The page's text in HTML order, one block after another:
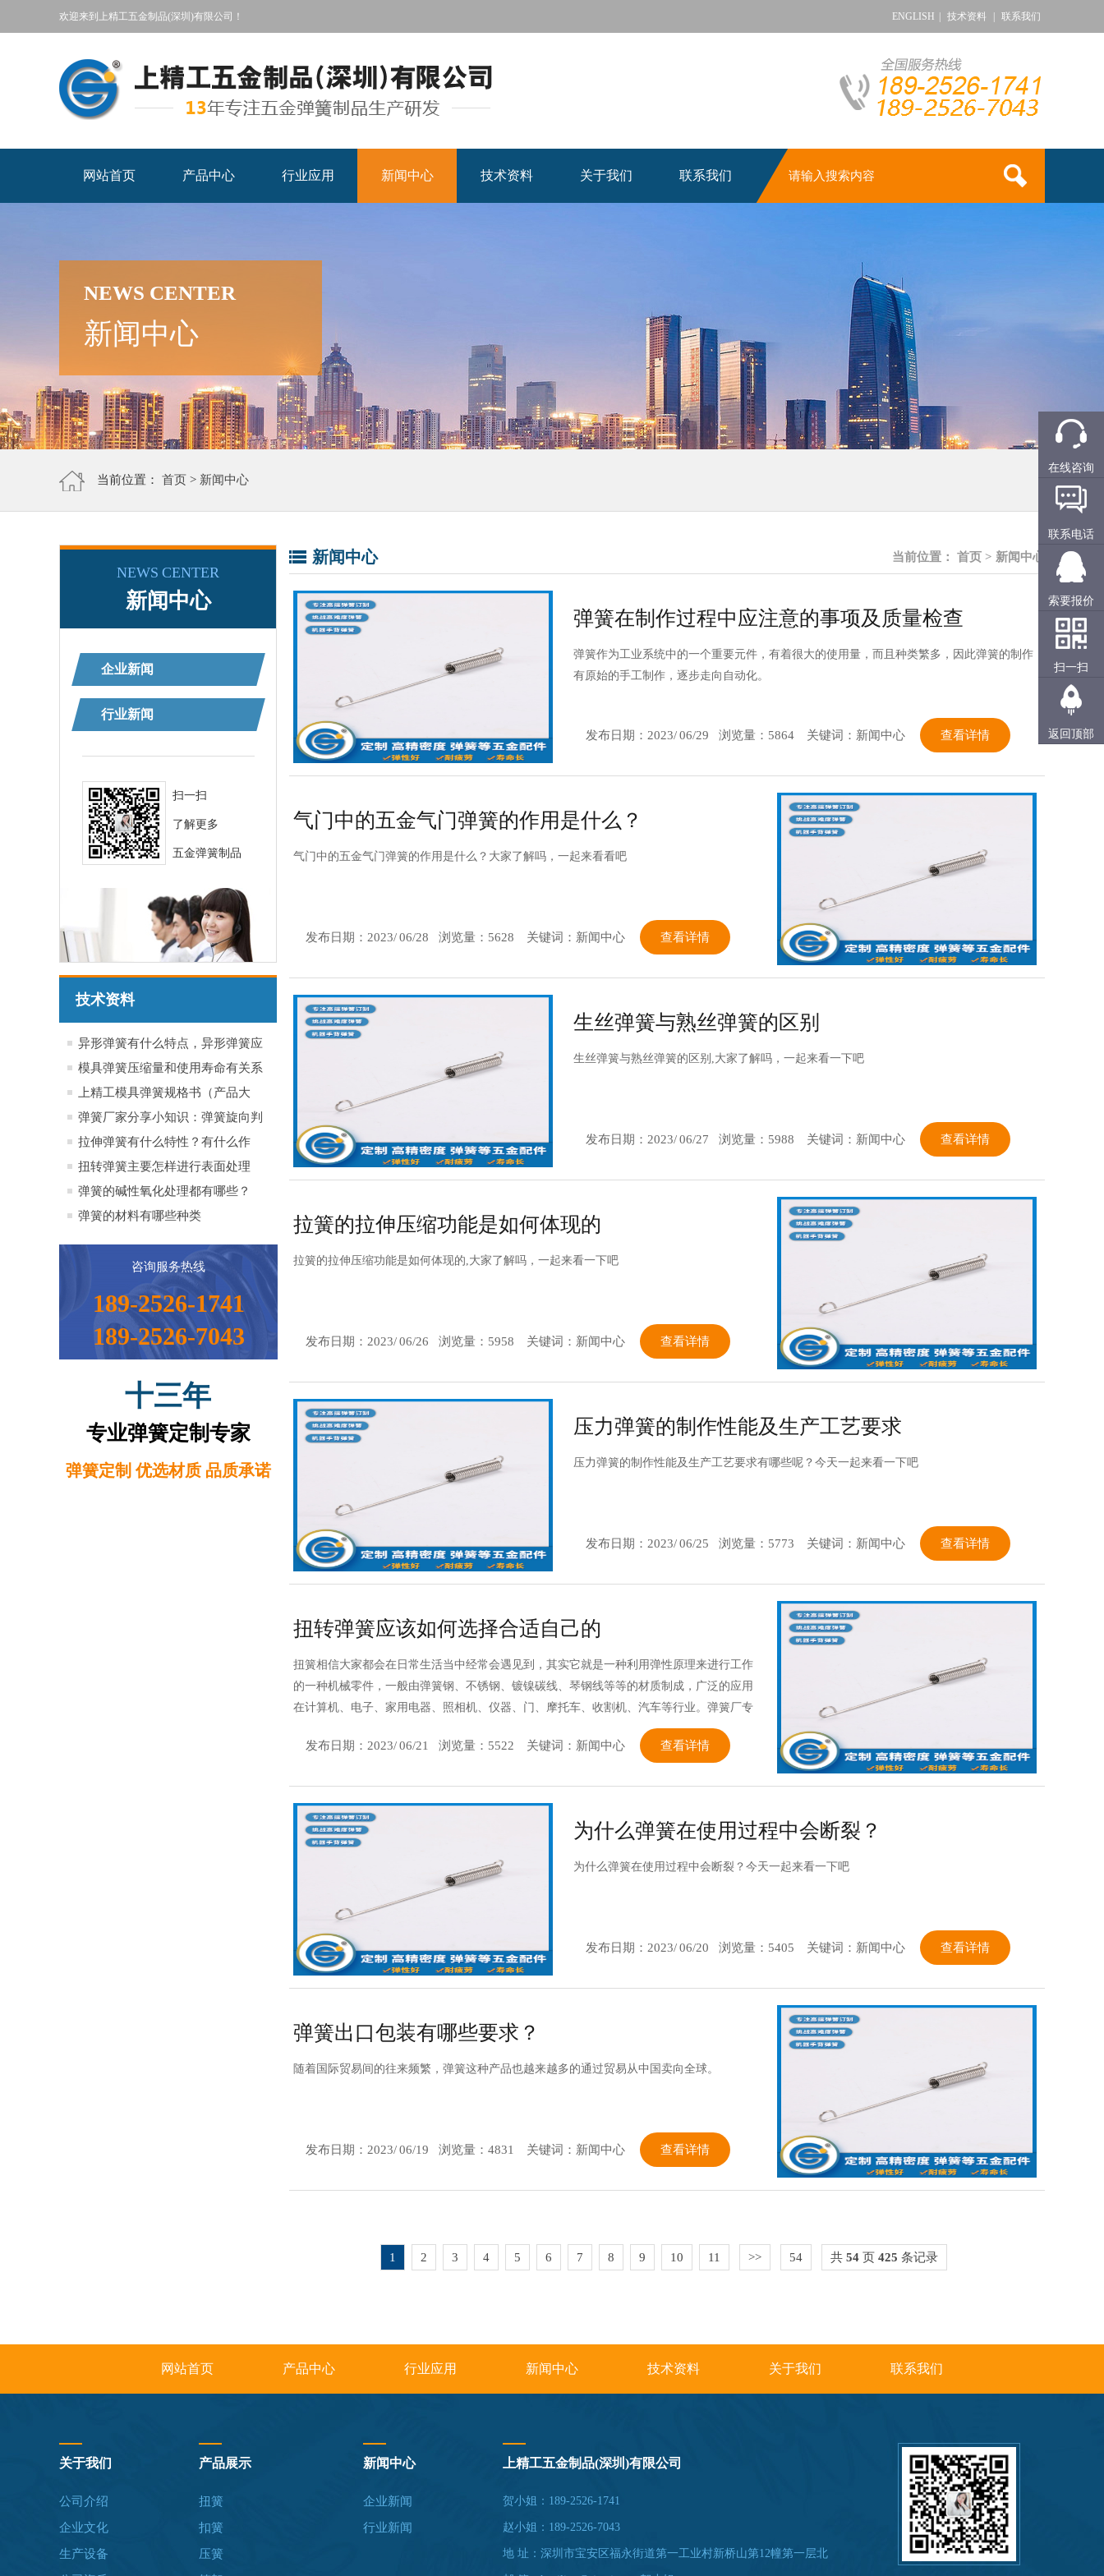
欢迎来到上精工五金制品(深圳)有限公司！ ENGLISH 技术资料 联系我们
网站首页 产品中心 行业应用 新闻中心 技术资料 关于我们 联系我们
NEWS CENTER
新闻中心
当前位置： 首页 > 新闻中心
NEWS CENTER
新闻中心
企业新闻
行业新闻
扫一扫
了解更多
五金弹簧制品
技术资料
异形弹簧有什么特点，异形弹簧应
用于哪些行业产品
模具弹簧压缩量和使用寿命有关系
吗？
上精工模具弹簧规格书（产品大
全）
弹簧厂家分享小知识：弹簧旋向判
定方法小知识
拉伸弹簧有什么特性？有什么作
用？
扭转弹簧主要怎样进行表面处理
弹簧的碱性氧化处理都有哪些？
弹簧的材料有哪些种类
咨询服务热线
189-2526-1741
189-2526-7043
十三年
专业弹簧定制专家
弹簧定制 优选材质 品质承诺
当前位置： 首页 > 新闻中心
新闻中心
弹簧在制作过程中应注意的事项及质量检查
弹簧作为工业系统中的一个重要元件，有着很大的使用量，而且种类繁多，因此弹簧的制作
有原始的手工制作，逐步走向自动化。
发布日期： 2023/06/29 浏览量：5864 关键词：新闻中心 查看详情
气门中的五金气门弹簧的作用是什么？
气门中的五金气门弹簧的作用是什么？大家了解吗，一起来看看吧
发布日期： 2023/06/28 浏览量：5628 关键词：新闻中心 查看详情
生丝弹簧与熟丝弹簧的区别
生丝弹簧与熟丝弹簧的区别,大家了解吗，一起来看一下吧
发布日期： 2023/06/27 浏览量：5988 关键词：新闻中心 查看详情
拉簧的拉伸压缩功能是如何体现的
拉簧的拉伸压缩功能是如何体现的,大家了解吗，一起来看一下吧
发布日期： 2023/06/26 浏览量：5958 关键词：新闻中心 查看详情
压力弹簧的制作性能及生产工艺要求
压力弹簧的制作性能及生产工艺要求有哪些呢？今天一起来看一下吧
发布日期： 2023/06/25 浏览量：5773 关键词：新闻中心 查看详情
扭转弹簧应该如何选择合适自己的
扭簧相信大家都会在日常生活当中经常会遇见到，其实它就是一种利用弹性原理来进行工作
的一种机械零件，一般由弹簧钢、不锈钢、镀镍碳线、琴钢线等等的材质制成，广泛的应用
在计算机、电子、家用电器、照相机、仪器、门、摩托车、收割机、汽车等行业。弹簧厂专
发布日期： 2023/06/21 浏览量：5522 关键词：新闻中心 查看详情
为什么弹簧在使用过程中会断裂？
为什么弹簧在使用过程中会断裂？今天一起来看一下吧
发布日期： 2023/06/20 浏览量：5405 关键词：新闻中心 查看详情
弹簧出口包装有哪些要求？
随着国际贸易间的往来频繁，弹簧这种产品也越来越多的通过贸易从中国卖向全球。
发布日期： 2023/06/19 浏览量：4831 关键词：新闻中心 查看详情
1 2 3 4 5 6 7 8 9 10 11 >> 54 共 54 页 425 条记录
网站首页 产品中心 行业应用 新闻中心 技术资料 关于我们 联系我们
关于我们
公司介绍
企业文化
生产设备
产品展示
扭簧
扣簧
压簧
新闻中心
企业新闻
行业新闻
上精工五金制品(深圳)有限公司
贺小姐：189-2526-1741
赵小姐：189-2526-7043
地 址：深圳市宝安区福永街道第一工业村新桥山第12幢第一层北
在线咨询
联系电话
索要报价
扫一扫
返回顶部